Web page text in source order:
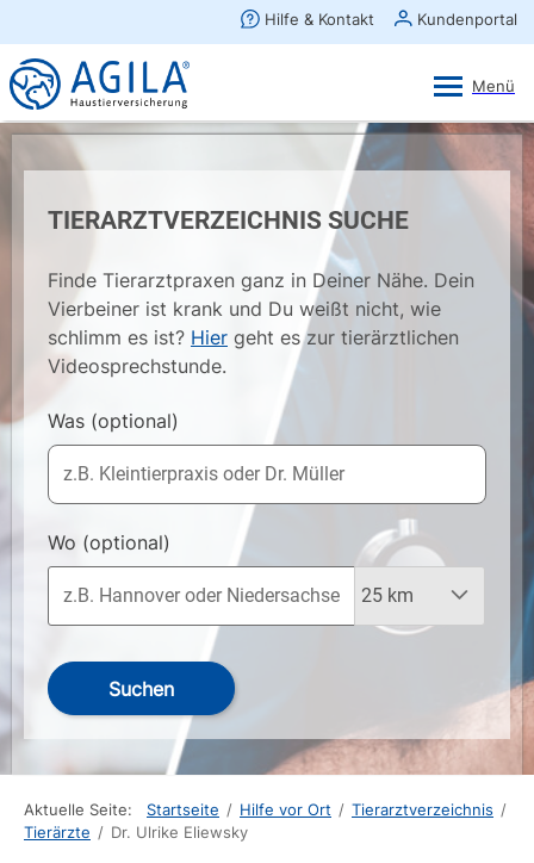
TIERARZTVERZEICHNIS SUCHE
Finde Tierarztpraxen ganz in Deiner Nähe. Dein
Vierbeiner ist krank und Du weißt nicht, wie
schlimm es ist? Hier geht es zur tierärztlichen
Videosprechstunde.
Was (optional)
Wo (optional)
Suchen
Aktuelle Seite: Startseite / Hilfe vor Ort / Tierarztverzeichnis /
Tierärzte / Dr. Ulrike Eliewsky
×
AGILA Kunden-App
Gratis - Im Play Store laden
Ansehen